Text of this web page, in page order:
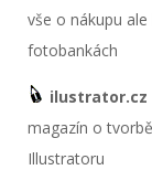
vše o nákupu
fotobankách
ilustrator.cz
magazín o
Illustratoru